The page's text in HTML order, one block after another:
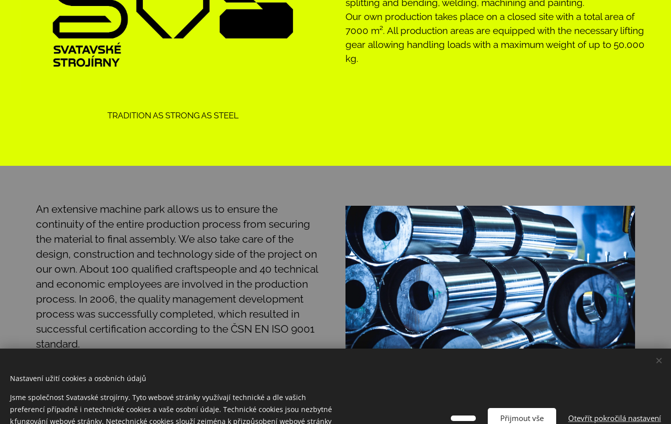
TRADITION AS STRONG AS STEEL
splitting and bending, welding, machining and painting.
Our own production takes place on a closed site with a total area of
7000 m². All production areas are equipped with the necessary lifting
gear allowing handling loads with a maximum weight of up to 50,000
kg.
An extensive machine park allows us to ensure the
continuity of the entire production process from securing
the material to final assembly. We also take care of the
design, construction and technology side of the project on
our own. About 100 qualified craftspeople and 40 technical
and economic employees are involved in the production
process. In 2006, the quality management development
process was successfully completed, which resulted in
successful certification according to the ČSN EN ISO 9001
standard.
Nastavení užití cookies a osobních údajů
Jsme společnost Svatavské strojírny. Tyto webové stránky využívají technické a dle vašich
preferencí případně i netechnické cookies a vaše osobní údaje. Technické cookies jsou nezbytné
k fungování webové stránky. Netechnické cookies slouží zejména k přizpůsobení webové stránky
Přijmout vše Otevřít pokročilá nastavení